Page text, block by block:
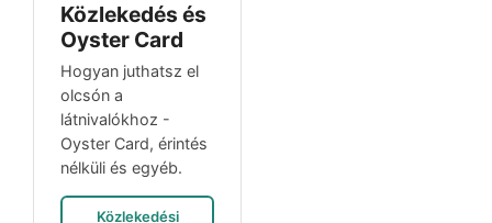
Közlekedés és
Oyster Card
Hogyan juthatsz el
olcsón a
látnivalókhoz -
Oyster Card, érintés
nélküli és egyéb.
Közlekedési